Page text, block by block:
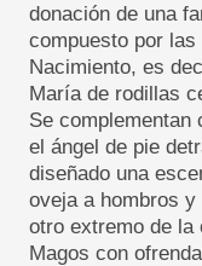
donación de una
compuesto por
Nacimiento, es
María de rodillas
Se complementan
el ángel de pie
diseñado una
oveja a hombros
otro extremo de la
Magos con